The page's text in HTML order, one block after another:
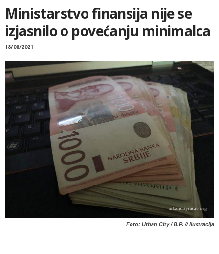
Ministarstvo finansija nije se
izjasnilo o povećanju minimalca
18/08/2021
Foto: Urban City / B.P. // ilustracija